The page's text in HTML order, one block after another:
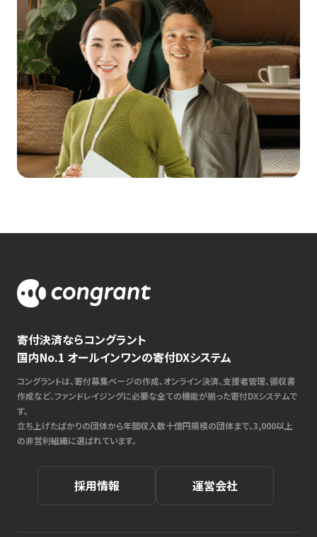
寄付決済ならコングラント
国内No.1 オールインワンの寄付DXシステム
コングラントは、寄付募集ページの作成、オンライン決済、支援者管理、領収書
作成など、ファンドレイジングに必要な全ての機能が揃った寄付DXシステムで
す。
立ち上げたばかりの団体から年間収入数十億円規模の団体まで、3,000以上
の非営利組織に選ばれています。
採用情報 運営会社